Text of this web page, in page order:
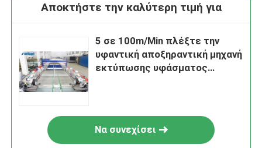
Αποκτήστε την καλύτερη τιμή για
5 σε 100m/Min πλέξτε την
υφαντική αποξηραντική μηχανή
εκτύπωσης υφάσματος
Να συνεχίσει